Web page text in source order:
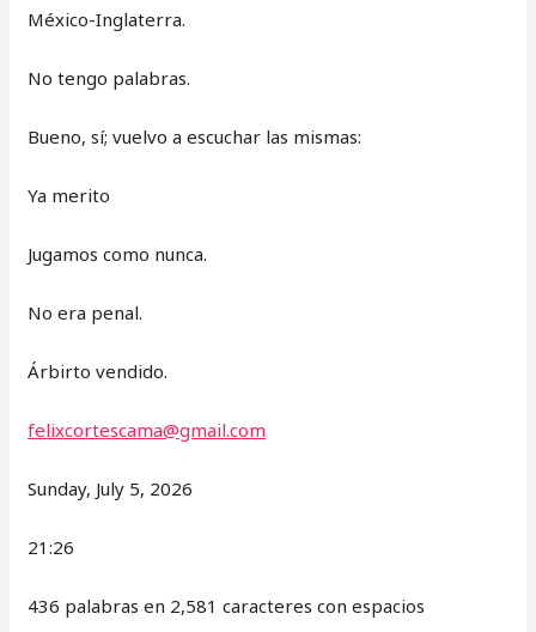
México-Inglaterra.
No tengo palabras.
Bueno, sí; vuelvo a escuchar las mismas:
Ya merito
Jugamos como nunca.
No era penal.
Árbirto vendido.
felixcortescama@gmail.com
Sunday, July 5, 2026
21:26
436 palabras en 2,581 caracteres con espacios